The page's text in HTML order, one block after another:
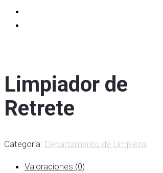
Limpiador de
Retrete
Categoría: Departamento de Limpieza
Valoraciones (0)